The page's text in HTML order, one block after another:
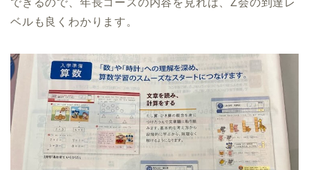
ベルも良くわかります。